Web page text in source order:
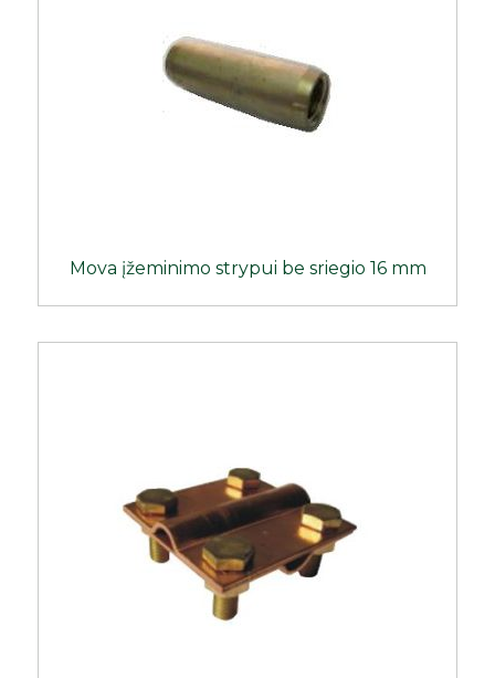
Mova įžeminimo strypui be sriegio 16 mm